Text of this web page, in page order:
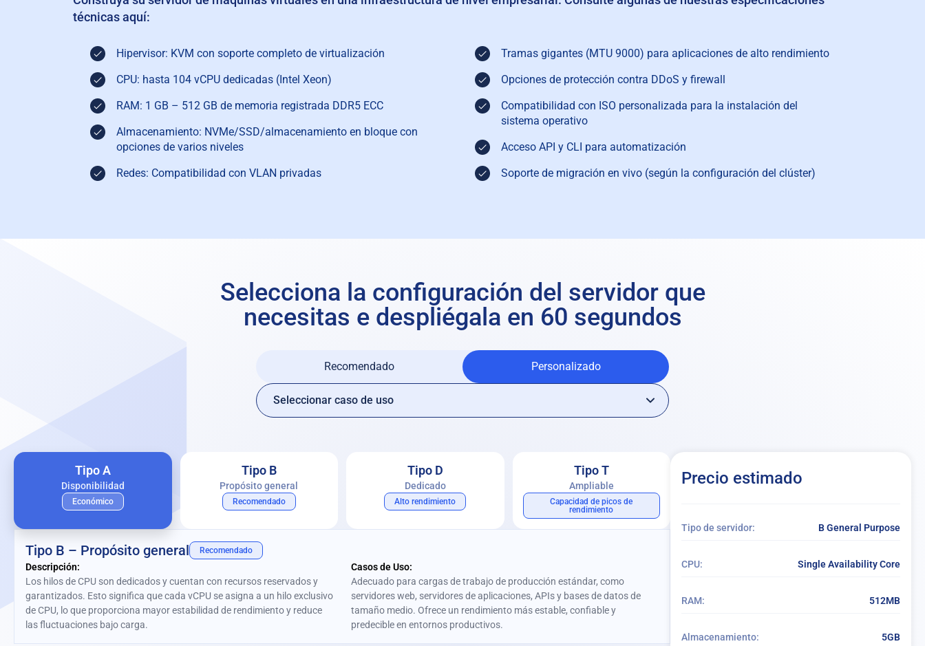
técnicas aquí:
Hipervisor: KVM con soporte completo de virtualización
CPU: hasta 104 vCPU dedicadas (Intel Xeon)
RAM: 1 GB – 512 GB de memoria registrada DDR5 ECC
Almacenamiento: NVMe/SSD/almacenamiento en bloque con
opciones de varios niveles
Redes: Compatibilidad con VLAN privadas
Tramas gigantes (MTU 9000) para aplicaciones de alto rendimiento
Opciones de protección contra DDoS y firewall
Compatibilidad con ISO personalizada para la instalación del
sistema operativo
Acceso API y CLI para automatización
Soporte de migración en vivo (según la configuración del clúster)
Selecciona la configuración del servidor que
necesitas e despliégala en 60 segundos
Recomendado Personalizado
Tipo A
Disponibilidad
Económico
Tipo B
Propósito general
Recomendado
Tipo D
Dedicado
Alto rendimiento
Tipo T
Ampliable
Capacidad de picos de
rendimiento
Tipo B – Propósito general Recomendado
Descripción:
Los hilos de CPU son dedicados y cuentan con recursos reservados y
garantizados. Esto significa que cada vCPU se asigna a un hilo exclusivo
de CPU, lo que proporciona mayor estabilidad de rendimiento y reduce
las fluctuaciones bajo carga.
Casos de Uso:
Adecuado para cargas de trabajo de producción estándar, como
servidores web, servidores de aplicaciones, APIs y bases de datos de
tamaño medio. Ofrece un rendimiento más estable, confiable y
predecible en entornos productivos.
Precio estimado
Tipo de servidor: B General Purpose
CPU: Single Availability Core
RAM: 512MB
Almacenamiento: 5GB